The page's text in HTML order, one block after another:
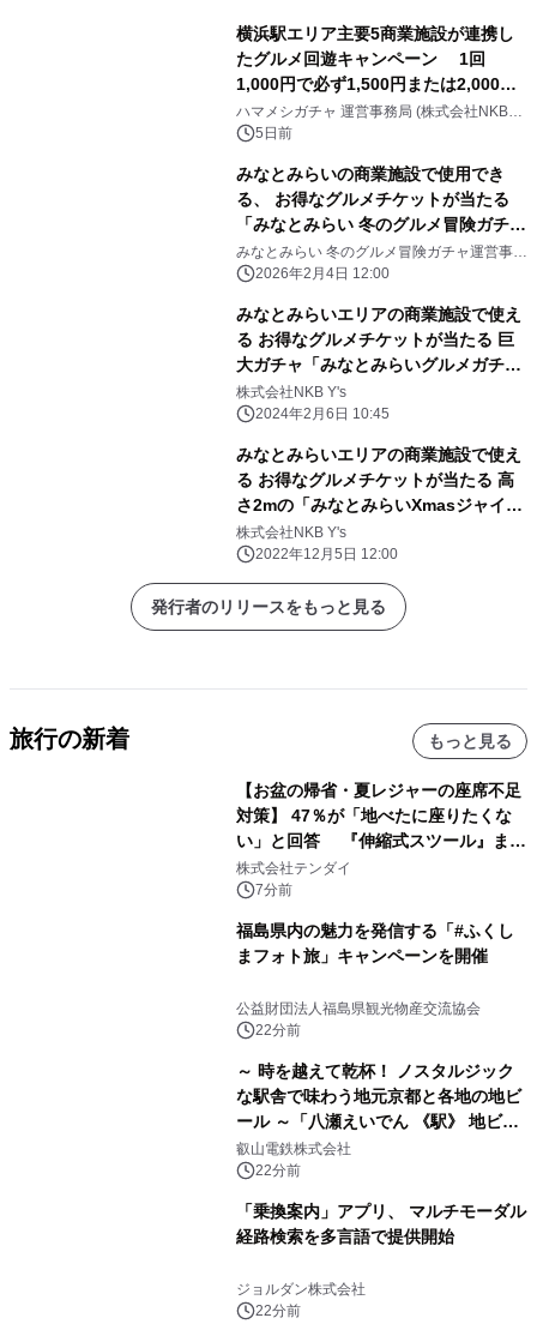
横浜駅エリア主要5商業施設が連携し
たグルメ回遊キャンペーン 1回
1,000円で必ず1,500円または2,000円
分の グルメチケットが当たる！ 「ハ
マメシガチャ」8月7日(金)～13日(木)
ネ横浜・横浜ポルタ・スカイビル・ 横
浜ベイクォーターが参加
ハマメシガチャ 運営事務局 (株式会社NKB
Y's 内)5日前
みなとみらいの商業施設で使用でき
る、 お得なグルメチケットが当たる
「みなとみらい 冬のグルメ冒険ガチ
ャ」 今年は2月11日(水・祝)～15日
(日)の5日間での開催が決定！
みなとみらい 冬のグルメ冒険ガチャ運営事務
局(株式会社NKB Y's 内)
2026年2月4日 12:00
みなとみらいエリアの商業施設で使え
る お得なグルメチケットが当たる 巨
大ガチャ「みなとみらいグルメガチャ
in winter」が みなとみらい駅に登
場！ 2/17(土)・18(日)・23(金・祝)・
株式会社NKB Y's
2024年2月6日 10:45
みなとみらいエリアの商業施設で使え
る お得なグルメチケットが当たる 高
さ2mの「みなとみらいXmasジャイア
ントガチャ」が登場！ 2022年12月12
日(月)～2022年12月25日(日)
株式会社NKB Y's
2022年12月5日 12:00
発行者のリリースをもっと見る
旅行の新着 もっと見る
【お盆の帰省・夏レジャーの座席不足
対策】 47％が「地べたに座りたくな
い」と回答 『伸縮式スツール』まと
め買いキャンペーンを8/6開始
株式会社テンダイ
7分前
福島県内の魅力を発信する「#ふくし
まフォト旅」キャンペーンを開催
公益財団法人福島県観光物産交流協会
22分前
～ 時を越えて乾杯！ ノスタルジック
な駅舎で味わう地元京都と各地の地ビ
ール ～「八瀬えいでん 《駅》 地ビー
ル祭り」を開催します
叡山電鉄株式会社
22分前
「乗換案内」アプリ、 マルチモーダル
経路検索を多言語で提供開始
ジョルダン株式会社
22分前